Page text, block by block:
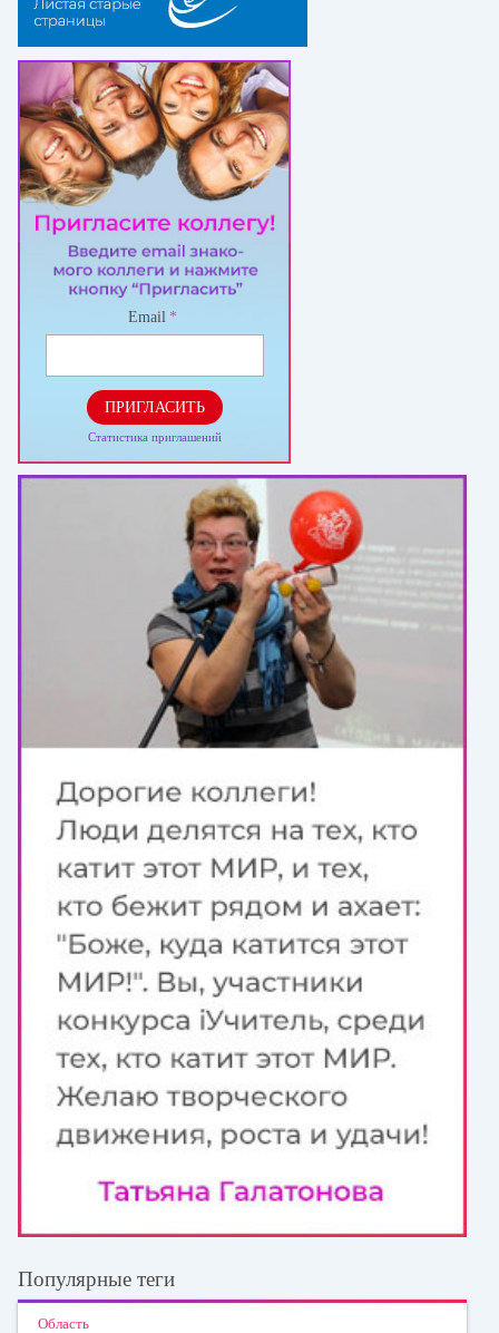
Email *
ПРИГЛАСИТЬ
Статистика приглашений
Популярные теги
Область